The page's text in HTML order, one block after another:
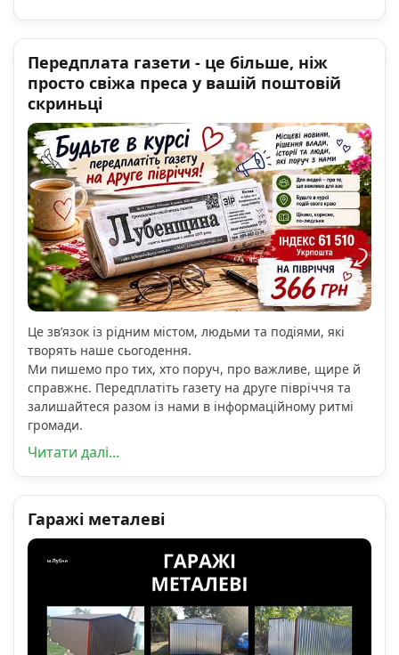
Передплата газети - це більше, ніж
просто свіжа преса у вашій поштовій
скриньці
Це зв’язок із рідним містом, людьми та подіями, які
творять наше сьогодення.
Ми пишемо про тих, хто поруч, про важливе, щире й
справжнє. Передплатіть газету на друге півріччя та
залишайтеся разом із нами в інформаційному ритмі
громади.
Читати далі...
Гаражі металеві